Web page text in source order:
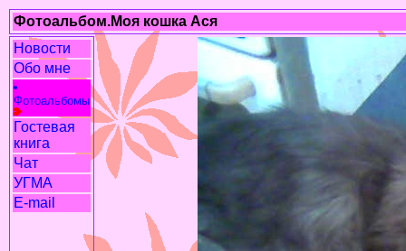
Фотоальбом.Моя кошка Ася
Новости
Обо мне
Фотоальбомы
Гостевая
книга
Чат
УГМА
E-mail